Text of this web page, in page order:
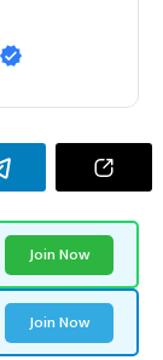
Join Now
Join Now